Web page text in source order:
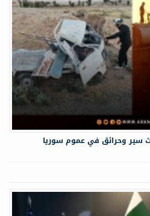
سير وحرائق في عموم سوريا